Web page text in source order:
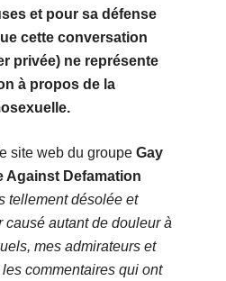
et pour sa défense
cette conversation
privée) ne représente
à propos de la
site web du groupe Gay
Against Defamation
tellement désolée et
causé autant de douleur à
mes admirateurs et
commentaires qui ont